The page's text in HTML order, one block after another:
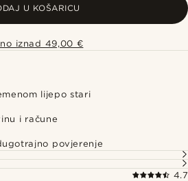
U KOŠARICU
iznad 49,00 €
lijepo stari
i račune
povjerenje
4.7